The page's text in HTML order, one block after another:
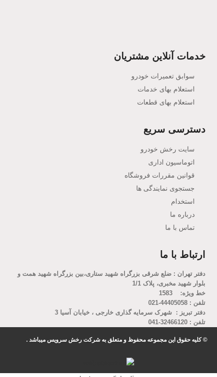
خدمات آنلاین مشتریان
سوابق تعمیرات خودرو
استعلام بهای خدمات
استعلام بهای قطعات
دسترسی سریع
سایت رخش خودرو
اتوماسیون اداری
قوانین مقررات فروشگاه
جستجوی نمایندگی ها
استخدام
درباره ما
تماس با ما
ارتباط با ما
دفتر تهران : ضلع شرقی بزرگراه شهید ستاری،بین بزرگراه شهید همت و
بلوار شهید مخبری، پلاک 1/1
خط ویژه: 1583
تلفن : 44405058-021
دفتر تبریز : شهرک سرمایه گذاری خارجی ، خیابان آسیا 3
تلفن : 32466120-041
© کلیه حقوق این مجموعه محفوظ و متعلق به شرکت رخش سرویس میباشد .